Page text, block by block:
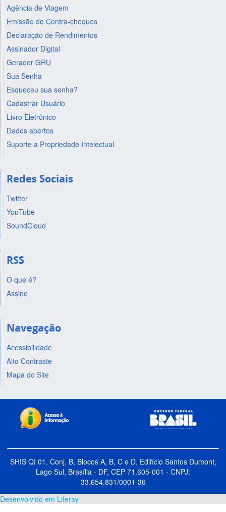
Agência de Viagem
Emissão de Contra-cheques
Declaração de Rendimentos
Assinador Digital
Gerador GRU
Sua Senha
Esqueceu sua senha?
Cadastrar Usuário
Livro Eletrônico
Dados abertos
Suporte a Propriedade Intelectual
Redes Sociais
Twitter
YouTube
SoundCloud
RSS
O que é?
Assine
Navegação
Acessibilidade
Alto Contraste
Mapa do Site
SHIS QI 01, Conj. B, Blocos A, B, C e D, Edifício Santos Dumont,
Lago Sul, Brasília - DF, CEP 71.605-001 - CNPJ:
33.654.831/0001-36
Desenvolvido em Liferay